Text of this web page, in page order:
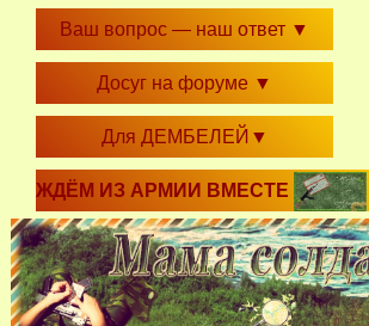
Ваш вопрос — наш ответ ▼
Досуг на форуме ▼
Для ДЕМБЕЛЕЙ ▼
ЖДЁМ ИЗ АРМИИ ВМЕСТЕ